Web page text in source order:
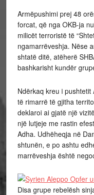
Armëpushimi prej 48
forcat, që nga OKB-ja
milicët terroristë të
ngamarrëveshja. Nëse
shtatë ditë, atëherë
bashkarisht kundër
Ndërkaq kreu i
të rimarrë të gjitha
deklaroi ai gjatë një
një lutjeje me rastin
Adha. Udhëheqja në
shtunën, e po ashtu
marrëveshja është
Disa grupe rebelësh